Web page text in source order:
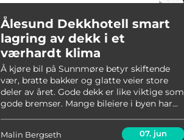
Ålesund Dekkhotell smart
lagring av dekk i et
værhardt klima
Å kjøre bil på Sunnmøre betyr skiftende
vær, bratte bakker og glatte veier store
deler av året. Gode dekk er like viktige som
gode bremser. Mange bileiere i byen har
usikkerhet rundt hva slags vedlikehold ...
Malin Bergseth 07. jun